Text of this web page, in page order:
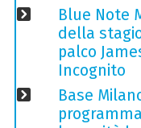
Blue Note
della
palco
Incognito
Base